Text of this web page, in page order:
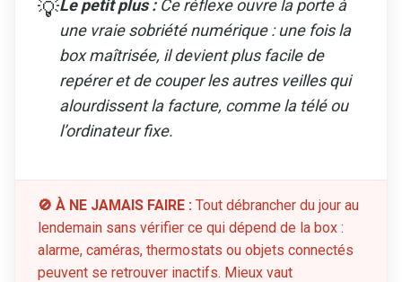
💡Le petit plus :Ce réflexe ouvre la porte à
une vraie sobriété numérique : une fois la
box maîtrisée, il devient plus facile de
repérer et de couper les autres veilles qui
alourdissent la facture, comme la télé ou
l’ordinateur fixe.
🚫 À NE JAMAIS FAIRE : Tout débrancher du jour au
lendemain sans vérifier ce qui dépend de la box :
alarme, caméras, thermostats ou objets connectés
peuvent se retrouver inactifs. Mieux vaut